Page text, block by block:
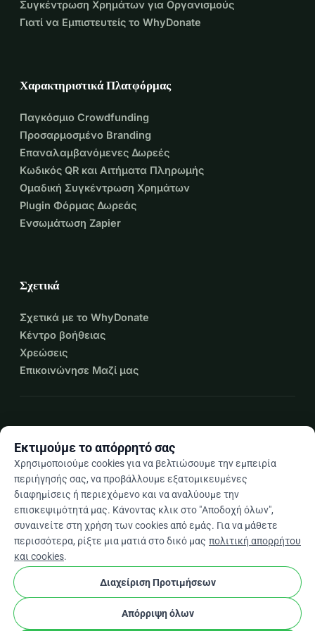
Σήμερα
ελπίδα στις κοινότητες της Ισπανίας που έχουν πληγεί
ένας από τους δικαιούχους.
Συγκέντρωση Χρημάτων για Οργανισμούς
Γιατί να Εμπιστευτείς το WhyDonate
Χαρακτηριστικά Πλατφόρμας
Παγκόσμιο Crowdfunding
Προσαρμοσμένο Branding
Επαναλαμβανόμενες Δωρεές
Κωδικός QR και Αιτήματα Πληρωμής
Ομαδική Συγκέντρωση Χρημάτων
Plugin Φόρμας Δωρεάς
Ενσωμάτωση Zapier
Σχετικά
Σχετικά με το WhyDonate
Κέντρο βοήθειας
Χρεώσεις
Επικοινώνησε Μαζί μας
Elarrow_drop_down
★★★★★4,9 / 5 βάσει 500+ κριτικών
© 2012–2026
Όροι και προϋποθέσειςcookieΡυθμίσεις Cookies
Κατασκευασμένο στην Ευρώπη
Εκτιμούμε το απόρρητό σας
Χρησιμοποιούμε cookies για να βελτιώσουμε την εμπειρία
περιήγησής σας, να προβάλλουμε εξατομικευμένες
διαφημίσεις ή περιεχόμενο και να αναλύουμε την
επισκεψιμότητά μας. Κάνοντας κλικ στο "Αποδοχή όλων",
συναινείτε στη χρήση των cookies από εμάς. Για να μάθετε
περισσότερα, ρίξτε μια ματιά στο δικό μας πολιτική απορρήτου
και cookies.
Διαχείριση Προτιμήσεων
Απόρριψη όλων